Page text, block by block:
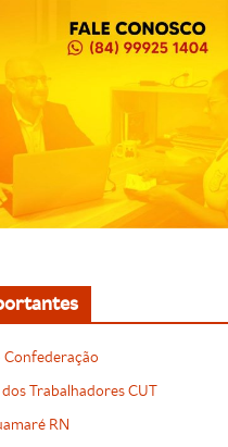
Confederação
Trabalhadores CUT
RN